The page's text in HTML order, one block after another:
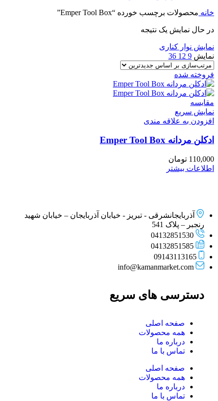
خانه محصولات برچسب خورده “Emper Tool Box”
در حال نمایش یک نتیجه
نمایش نوار کناری
نمایش 9
12
36
فروخته شده
مقايسه
نمایش سریع
افزودن به علاقه مندی
ادکلن مردانه Emper Tool Box
110,000 تومان
اطلاعات بیشتر
آذربایجانشرقی - تبریز - خیابان آذربایجان – خیابان شهید
رنجبر – پلاک 541
04132851530
04132851585
09143113165
info@kamanmarket.com
دسترسی های سریع
صفحه اصلی
همه محصولات
درباره ما
تماس با ما
صفحه اصلی
همه محصولات
درباره ما
تماس با ما